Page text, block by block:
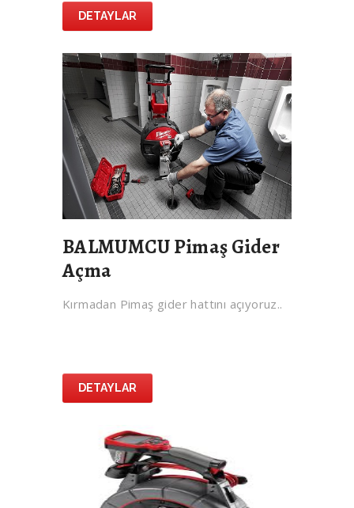
DETAYLAR
BALMUMCU Pimaş Gider
Açma
Kırmadan Pimaş gider hattını açıyoruz..
DETAYLAR